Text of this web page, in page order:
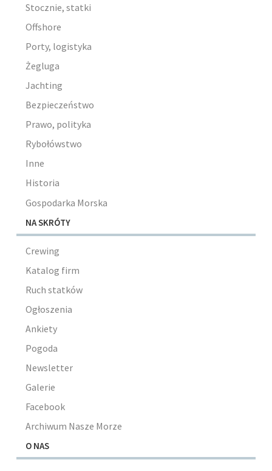
Stocznie, statki
Offshore
Porty, logistyka
Żegluga
Jachting
Bezpieczeństwo
Prawo, polityka
Rybołówstwo
Inne
Historia
Gospodarka Morska
NA SKRÓTY
Crewing
Katalog firm
Ruch statków
Ogłoszenia
Ankiety
Pogoda
Newsletter
Galerie
Facebook
Archiwum Nasze Morze
O NAS